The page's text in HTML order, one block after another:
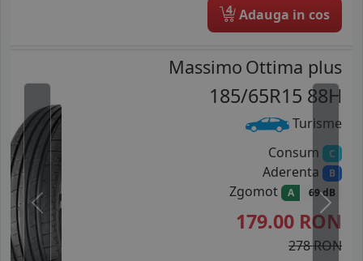
4 Adauga in cos
Massimo Ottima plus
185/65R15 88H
Turisme
Consum C
Aderenta B
Zgomot A 69 dB
179.00 RON
278 RON
Previous Next